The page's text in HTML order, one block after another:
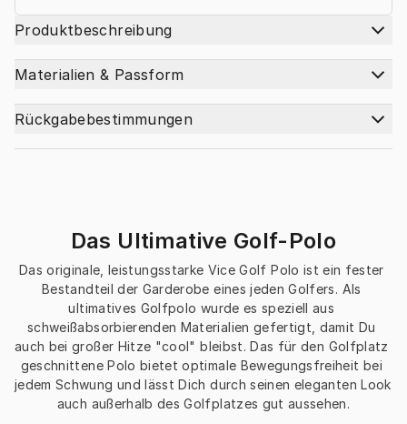
Produktbeschreibung
Materialien & Passform
Rückgabebestimmungen
Das Ultimative Golf-Polo
Das originale, leistungsstarke Vice Golf Polo ist ein fester
Bestandteil der Garderobe eines jeden Golfers. Als
ultimatives Golfpolo wurde es speziell aus
schweißabsorbierenden Materialien gefertigt, damit Du
auch bei großer Hitze "cool" bleibst. Das für den Golfplatz
geschnittene Polo bietet optimale Bewegungsfreiheit bei
jedem Schwung und lässt Dich durch seinen eleganten Look
auch außerhalb des Golfplatzes gut aussehen.